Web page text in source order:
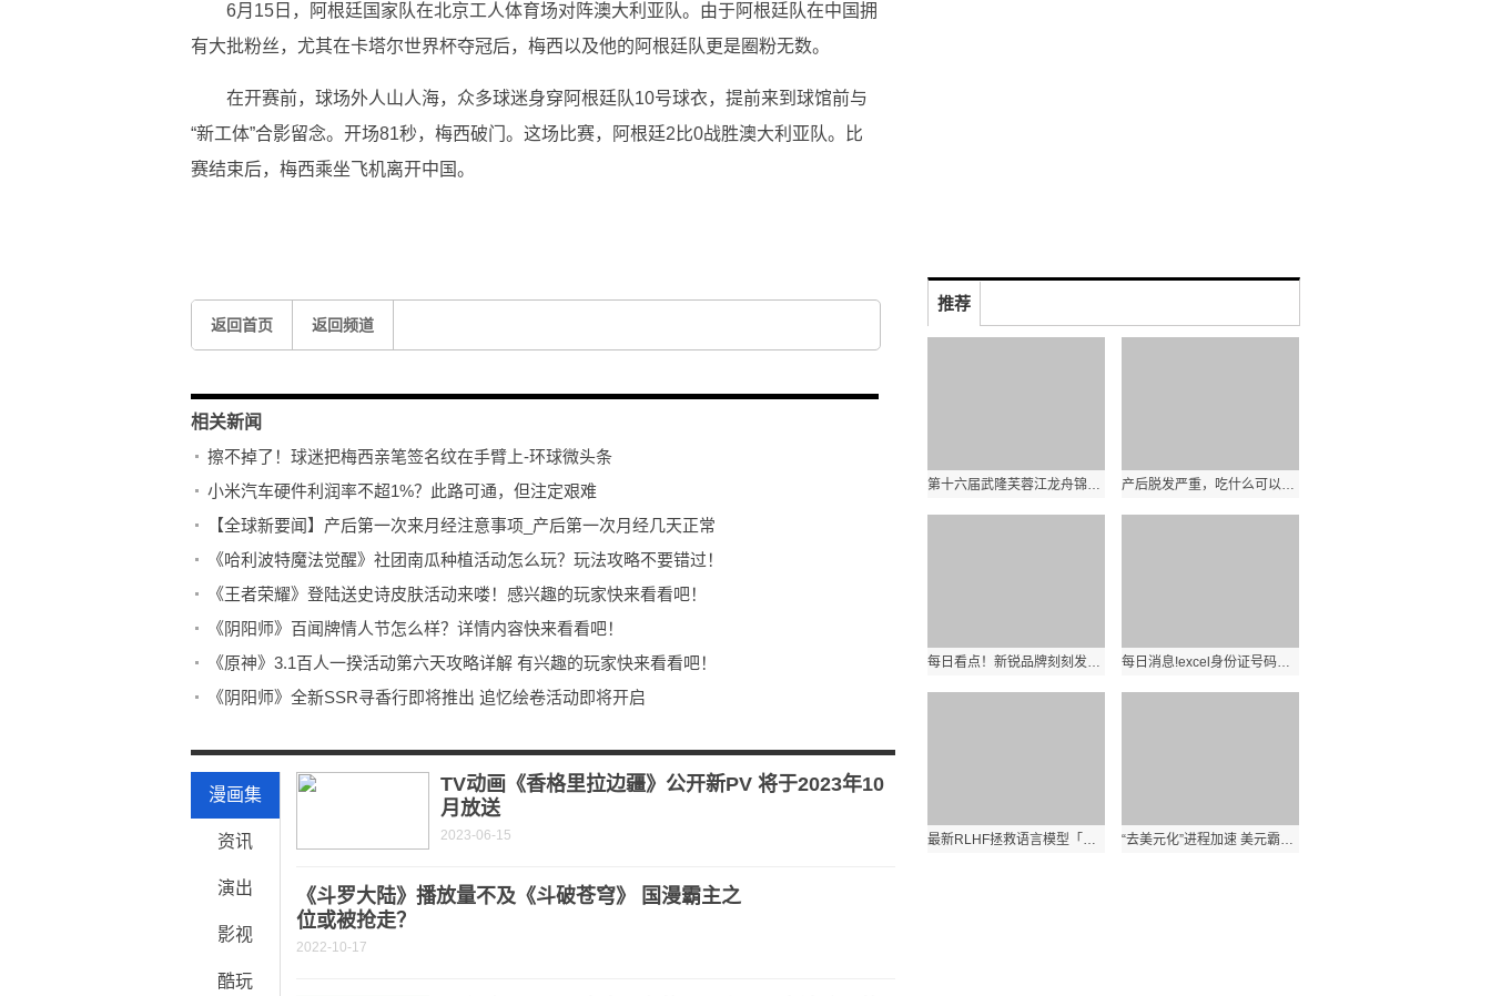
6月15日，阿根廷国家队在北京工人体育场对阵澳大利亚队。由于阿根廷队在中国拥
有大批粉丝，尤其在卡塔尔世界杯夺冠后，梅西以及他的阿根廷队更是圈粉无数。
在开赛前，球场外人山人海，众多球迷身穿阿根廷队10号球衣，提前来到球馆前与
“新工体”合影留念。开场81秒，梅西破门。这场比赛，阿根廷2比0战胜澳大利亚队。比
赛结束后，梅西乘坐飞机离开中国。
返回首页 返回频道
相关新闻
擦不掉了！球迷把梅西亲笔签名纹在手臂上-环球微头条
小米汽车硬件利润率不超1%？此路可通，但注定艰难
【全球新要闻】产后第一次来月经注意事项_产后第一次月经几天正常
《哈利波特魔法觉醒》社团南瓜种植活动怎么玩？玩法攻略不要错过！
《王者荣耀》登陆送史诗皮肤活动来喽！感兴趣的玩家快来看看吧！
《阴阳师》百闻牌情人节怎么样？详情内容快来看看吧！
《原神》3.1百人一揆活动第六天攻略详解 有兴趣的玩家快来看看吧！
《阴阳师》全新SSR寻香行即将推出 追忆绘卷活动即将开启
漫画集
资讯
演出
影视
酷玩
TV动画《香格里拉边疆》公开新PV 将于2023年10
月放送
2023-06-15
《斗罗大陆》播放量不及《斗破苍穹》 国漫霸主之
位或被抢走？
2022-10-17
推荐
第十六届武隆芙蓉江龙舟锦标赛开赛 世界新视野 产后脱发严重，吃什么可以不脱发?
每日看点！新锐品牌刻刻发布D7智能投影，高亮度＋高颜值＋高度智能，实力相当硬核！ 每日消息!excel身份证号码计算年龄公式 excel身份证号码计算年龄
最新RLHF拯救语言模型「胡说八道」！微调效果比ChatGPT更好_天天微头条 “去美元化”进程加速 美元霸权终结只是时间问题